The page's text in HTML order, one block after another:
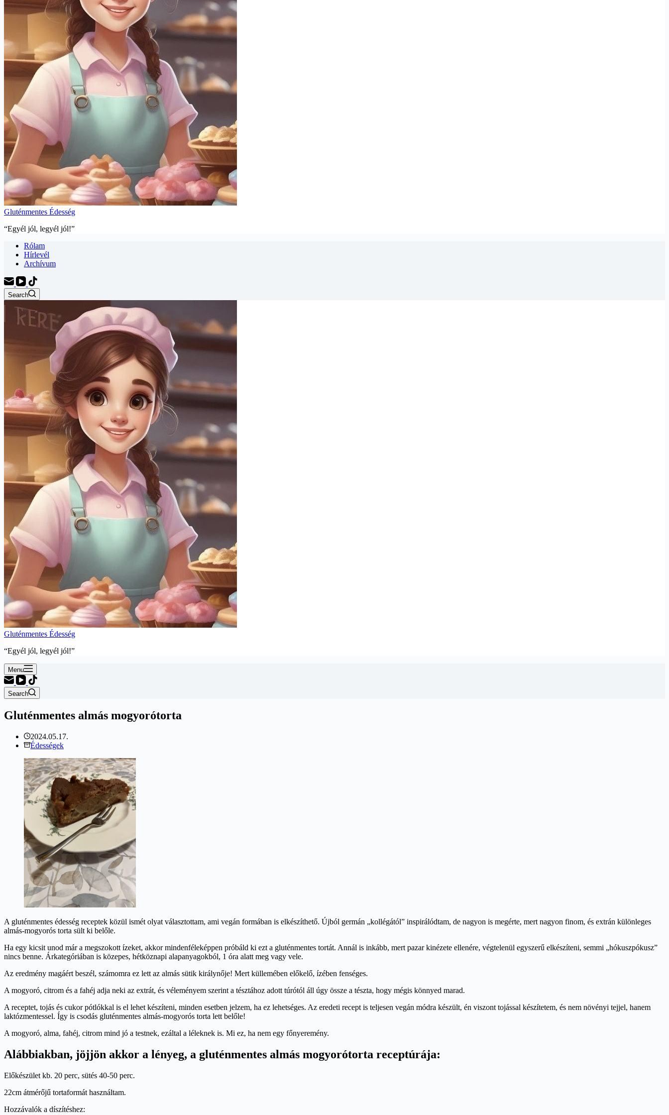
Gluténmentes Édesség
“Egyél jól, legyél jól!”
Rólam
Hírlevél
Archívum
Search
Gluténmentes Édesség
“Egyél jól, legyél jól!”
Menu
Search
Gluténmentes almás mogyorótorta
2024.05.17.
Édességek
A gluténmentes édesség receptek közül ismét olyat választottam, ami vegán formában is elkészíthető. Újból germán „kollégától” inspirálódtam, de nagyon is megérte, mert nagyon finom, és extrán különleges
almás-mogyorós torta sült ki belőle.
Ha egy kicsit unod már a megszokott ízeket, akkor mindenféleképpen próbáld ki ezt a gluténmentes tortát. Annál is inkább, mert pazar kinézete ellenére, végtelenül egyszerű elkészíteni, semmi „hókuszpókusz”
nincs benne. Árkategóriában is közepes, hétköznapi alapanyagokból, 1 óra alatt meg vagy vele.
Az eredmény magáért beszél, számomra ez lett az almás sütik királynője! Mert küllemében előkelő, ízében fenséges.
A mogyoró, citrom és a fahéj adja neki az extrát, és véleményem szerint a tésztához adott túrótól áll úgy össze a tészta, hogy mégis könnyed marad.
A receptet, tojás és cukor pótlókkal is el lehet készíteni, minden esetben jelzem, ha ez lehetséges. Az eredeti recept is teljesen vegán módra készült, én viszont tojással készítetem, és nem növényi tejjel, hanem
laktózmentessel. Így is csodás gluténmentes almás-mogyorós torta lett belőle!
A mogyoró, alma, fahéj, citrom mind jó a testnek, ezáltal a léleknek is. Mi ez, ha nem egy főnyeremény.
Alábbiakban, jöjjön akkor a lényeg, a gluténmentes almás mogyorótorta receptúrája:
Előkészület kb. 20 perc, sütés 40-50 perc.
22cm átmérőjű tortaformát használtam.
Hozzávalók a díszítéshez: